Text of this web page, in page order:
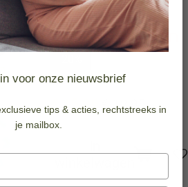
voor onze nieuwsbrief
tips & acties, rechtstreeks in
je mailbox.
Character -
Limited Edition
€ 15,96 € 19,95